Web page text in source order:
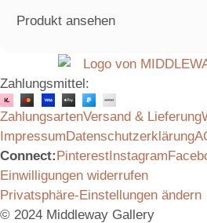
Produkt ansehen
Zahlungsmittel:
ZahlungsartenVersand & Lieferung
ImpressumDatenschutzerklärung
Connect:PinterestInstagram
Einwilligungen widerrufen
Privatsphäre-Einstellungen ändern
© 2024 Middleway Gallery